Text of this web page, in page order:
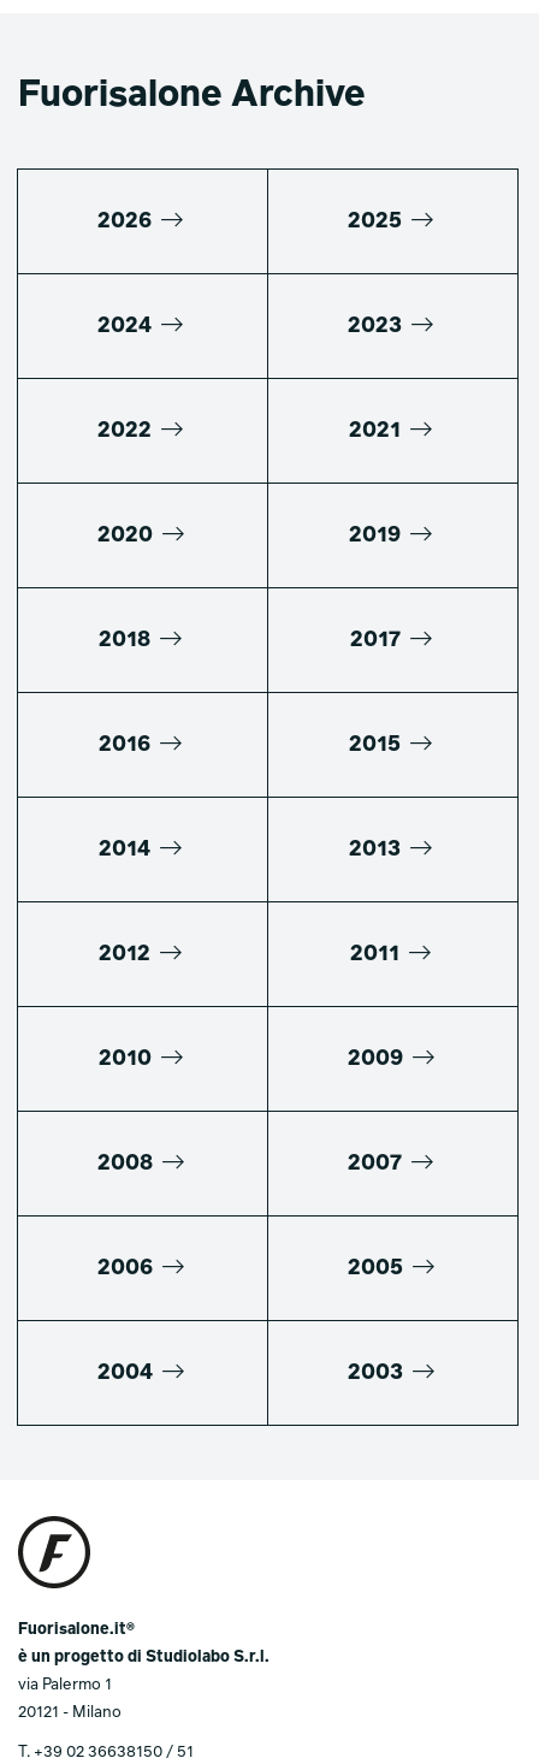
Fuorisalone Archive
2026 2025
2024 2023
2022 2021
2020 2019
2018 2017
2016 2015
2014 2013
2012 2011
2010 2009
2008 2007
2006 2005
2004 2003
Fuorisalone.it®
è un progetto di Studiolabo S.r.l.
via Palermo 1
20121 - Milano
T. +39 02 36638150 / 51